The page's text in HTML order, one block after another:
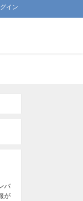
イン
バ
が